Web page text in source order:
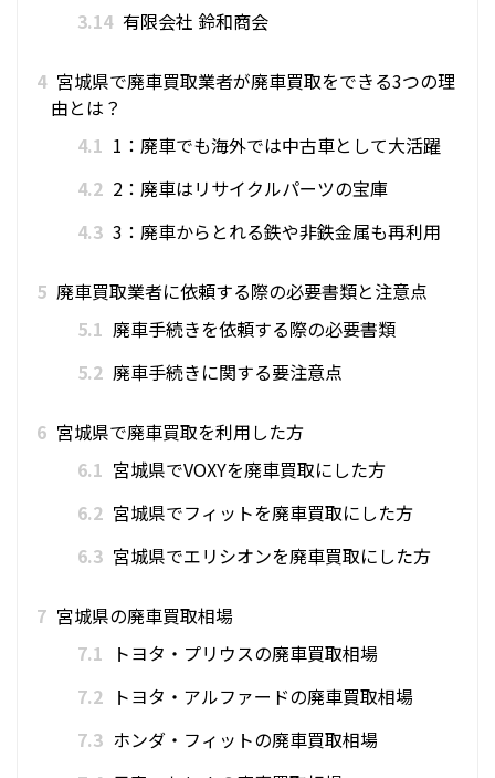
3.14 有限会社 鈴和商会
4 宮城県で廃車買取業者が廃車買取をできる3つの理
由とは？
4.1 1：廃車でも海外では中古車として大活躍
4.2 2：廃車はリサイクルパーツの宝庫
4.3 3：廃車からとれる鉄や非鉄金属も再利用
5 廃車買取業者に依頼する際の必要書類と注意点
5.1 廃車手続きを依頼する際の必要書類
5.2 廃車手続きに関する要注意点
6 宮城県で廃車買取を利用した方
6.1 宮城県でVOXYを廃車買取にした方
6.2 宮城県でフィットを廃車買取にした方
6.3 宮城県でエリシオンを廃車買取にした方
7 宮城県の廃車買取相場
7.1
トヨタ・プリウスの廃車買取相場
7.2 トヨタ・アルファードの廃車買取相場
7.3 ホンダ・フィットの廃車買取相場